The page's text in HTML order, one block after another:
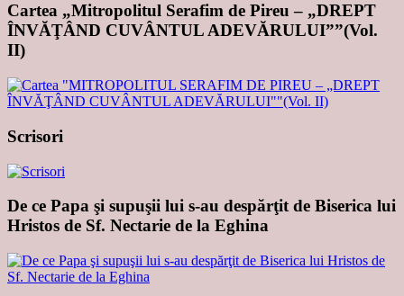
Cartea „Mitropolitul Serafim de Pireu – „DREPT
ÎNVĂŢÂND CUVÂNTUL ADEVĂRULUI””(Vol.
II)
Scrisori
De ce Papa şi supuşii lui s-au despărţit de Biserica lui
Hristos de Sf. Nectarie de la Eghina